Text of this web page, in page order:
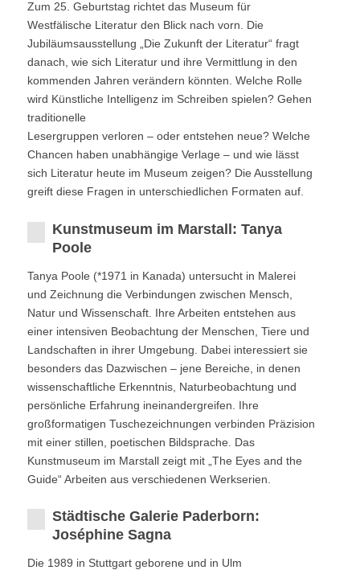
Zum 25. Geburtstag richtet das Museum für
Westfälische Literatur den Blick nach vorn. Die
Jubiläumsausstellung „Die Zukunft der Literatur“ fragt
danach, wie sich Literatur und ihre Vermittlung in den
kommenden Jahren verändern könnten. Welche Rolle
wird Künstliche Intelligenz im Schreiben spielen? Gehen
traditionelle
Lesergruppen verloren – oder entstehen neue? Welche
Chancen haben unabhängige Verlage – und wie lässt
sich Literatur heute im Museum zeigen? Die Ausstellung
greift diese Fragen in unterschiedlichen Formaten auf.
Kunstmuseum im Marstall: Tanya
Poole
Tanya Poole (*1971 in Kanada) untersucht in Malerei
und Zeichnung die Verbindungen zwischen Mensch,
Natur und Wissenschaft. Ihre Arbeiten entstehen aus
einer intensiven Beobachtung der Menschen, Tiere und
Landschaften in ihrer Umgebung. Dabei interessiert sie
besonders das Dazwischen – jene Bereiche, in denen
wissenschaftliche Erkenntnis, Naturbeobachtung und
persönliche Erfahrung ineinandergreifen. Ihre
großformatigen Tuschezeichnungen verbinden Präzision
mit einer stillen, poetischen Bildsprache. Das
Kunstmuseum im Marstall zeigt mit „The Eyes and the
Guide“ Arbeiten aus verschiedenen Werkserien.
Städtische Galerie Paderborn:
Joséphine Sagna
Die 1989 in Stuttgart geborene und in Ulm